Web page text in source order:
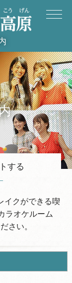
する
イクができる喫
ラオケルーム
さい。